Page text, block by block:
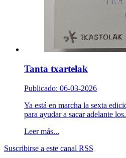
Tanta txartelak
Publicado: 06-03-2026
Ya está en marcha la sexta
para ayudar a sacar adelante
Leer más...
Suscribirse a este canal RSS